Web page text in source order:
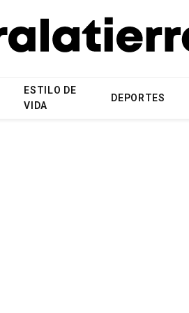
ESTILO DE
VIDA
DEPORTES